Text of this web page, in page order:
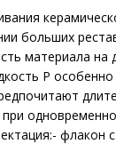
больших
материала на
P
флакон